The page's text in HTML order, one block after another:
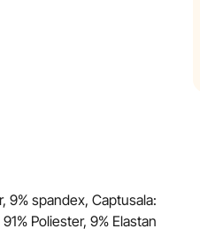
9% spandex, Captusala:
91% Poliester, 9% Elastan